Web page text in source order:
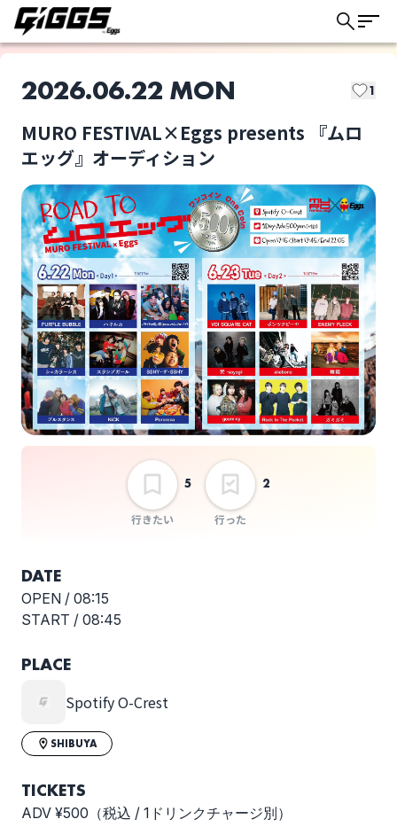
ライブ体験をもっと楽しく、もっと便利
に。
2026.06.22 MON 1
MURO FESTIVAL×Eggs presents 『ムロ
エッグ』オーディション
行きたい
5
行った
2
PURPLE BUBBLE パキルカ
プライドの高い深夜の
コンビニアルバイト
シェカラーシカ
スランプガール
DATE
OPEN / 08:15
START / 08:45
PLACE
Spotify O-Crest
SHIBUYA
TICKETS
ADV ¥500（税込 / 1ドリンクチャージ別）
このライブの取り置きは終了しました